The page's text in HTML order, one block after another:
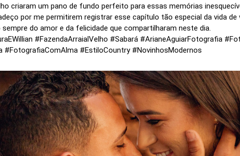
criaram um pano de fundo perfeito para essas memórias
por me permitirem registrar esse capítulo tão especial da vida
sempre do amor e da felicidade que compartilharam neste dia.
#FazendaArraialVelho #Sabará #ArianeAguiarFotografia
#FotografiaComAlma #EstiloCountry #NovinhosModernos